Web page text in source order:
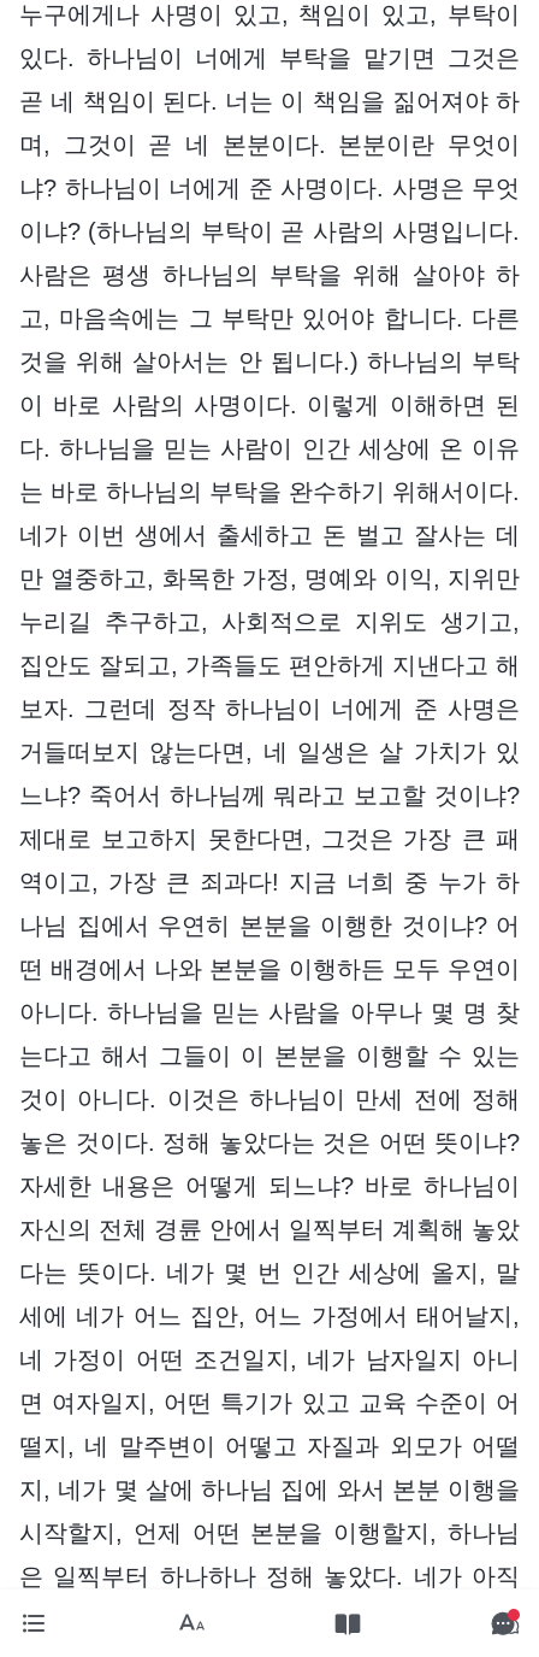
누구에게나 사명이 있고, 책임이 있고, 부탁이
있다. 하나님이 너에게 부탁을 맡기면 그것은
곧 네 책임이 된다. 너는 이 책임을 짊어져야 하
며, 그것이 곧 네 본분이다. 본분이란 무엇이
냐? 하나님이 너에게 준 사명이다. 사명은 무엇
이냐? (하나님의 부탁이 곧 사람의 사명입니다.
사람은 평생 하나님의 부탁을 위해 살아야 하
고, 마음속에는 그 부탁만 있어야 합니다. 다른
것을 위해 살아서는 안 됩니다.) 하나님의 부탁
이 바로 사람의 사명이다. 이렇게 이해하면 된
다. 하나님을 믿는 사람이 인간 세상에 온 이유
는 바로 하나님의 부탁을 완수하기 위해서이다.
네가 이번 생에서 출세하고 돈 벌고 잘사는 데
만 열중하고, 화목한 가정, 명예와 이익, 지위만
누리길 추구하고, 사회적으로 지위도 생기고,
집안도 잘되고, 가족들도 편안하게 지낸다고 해
보자. 그런데 정작 하나님이 너에게 준 사명은
거들떠보지 않는다면, 네 일생은 살 가치가 있
느냐? 죽어서 하나님께 뭐라고 보고할 것이냐?
제대로 보고하지 못한다면, 그것은 가장 큰 패
역이고, 가장 큰 죄과다! 지금 너희 중 누가 하
나님 집에서 우연히 본분을 이행한 것이냐? 어
떤 배경에서 나와 본분을 이행하든 모두 우연이
아니다. 하나님을 믿는 사람을 아무나 몇 명 찾
는다고 해서 그들이 이 본분을 이행할 수 있는
것이 아니다. 이것은 하나님이 만세 전에 정해
놓은 것이다. 정해 놓았다는 것은 어떤 뜻이냐?
자세한 내용은 어떻게 되느냐? 바로 하나님이
자신의 전체 경륜 안에서 일찍부터 계획해 놓았
다는 뜻이다. 네가 몇 번 인간 세상에 올지, 말
세에 네가 어느 집안, 어느 가정에서 태어날지,
네 가정이 어떤 조건일지, 네가 남자일지 아니
면 여자일지, 어떤 특기가 있고 교육 수준이 어
떨지, 네 말주변이 어떻고 자질과 외모가 어떨
지, 네가 몇 살에 하나님 집에 와서 본분 이행을
시작할지, 언제 어떤 본분을 이행할지, 하나님
은 일찍부터 하나하나 정해 놓았다. 네가 아직
태어나기도 전에, 네가 전생에 여러 번 인간 세